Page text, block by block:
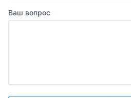
Ваш вопрос